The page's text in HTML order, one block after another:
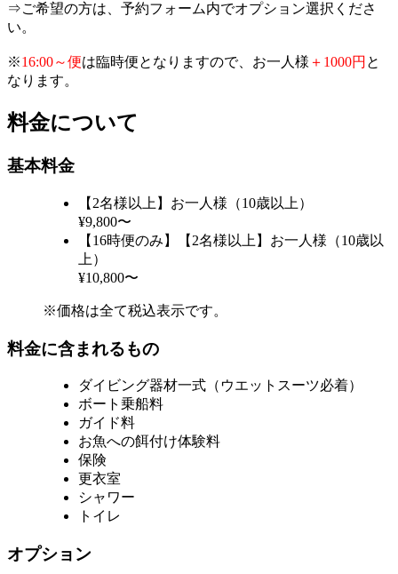
⇒ご希望の方は、予約フォーム内でオプション選択くださ
い。
※16:00～便は臨時便となりますので、お一人様 ＋1000円 と
なります。
料金について
基本料金
【2名様以上】お一人様（10歳以上）
¥9,800〜
【16時便のみ】【2名様以上】お一人様（10歳以
上）
¥10,800〜
※価格は全て税込表示です。
料金に含まれるもの
ダイビング器材一式（ウエットスーツ必着）
ボート乗船料
ガイド料
お魚への餌付け体験料
保険
更衣室
シャワー
トイレ
オプション